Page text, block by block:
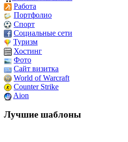
Работа
Портфолио
Спорт
Социальные сети
Туризм
Хостинг
Фото
Сайт визитка
World of Warcraft
Counter Strike
Aion
Лучшие шаблоны